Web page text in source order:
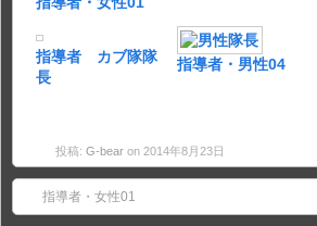
指導者 カブ隊隊
長
指導者・男性04
投稿: G-bear on 2014年8月23日
指導者・女性01